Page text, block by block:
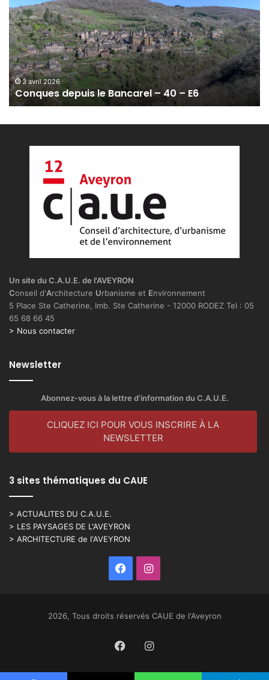
n
q
u
e
s
d
e
p
u
4
0
–
E
6
3 avril 2026
Conques depuis le Bancarel – 40 – E6
Un site du C.A.U.E. de l'AVEYRON
Conseil d'Architecture Urbanisme et Environnement
5 Place Ste Catherine, Imb. Ste Catherine - 12000 RODEZ Tel : 05
65 68 66 45
> Nous contacter
Newsletter
Abonnez-vous à la lettre d’information du C.A.U.E.
CLIQUEZ ICI POUR VOUS INSCRIRE À LA
NEWSLETTER
3 sites thématiques du CAUE
> ACTUALITES DU C.A.U.E.
> LES PAYSAGES DE L'AVEYRON
> ARCHITECTURE de l'AVEYRON
FacebookInstagram
2026, Tous droits réservés CAUE de l'Aveyron
FacebookInstagram